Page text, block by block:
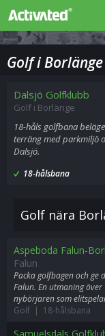
Golf i Borlänge
Dalsjö Golfklubb
Golf i Borlänge
18-håls golfbana
terräng med parkmiljö
Dalsjö.
18-hålsbana
Golf nära
Aspeboda Falun-
Falun
Packa golfbagen och ge
Falun. En utmaning
nybörjaren som
Golf | 18-hålsbana